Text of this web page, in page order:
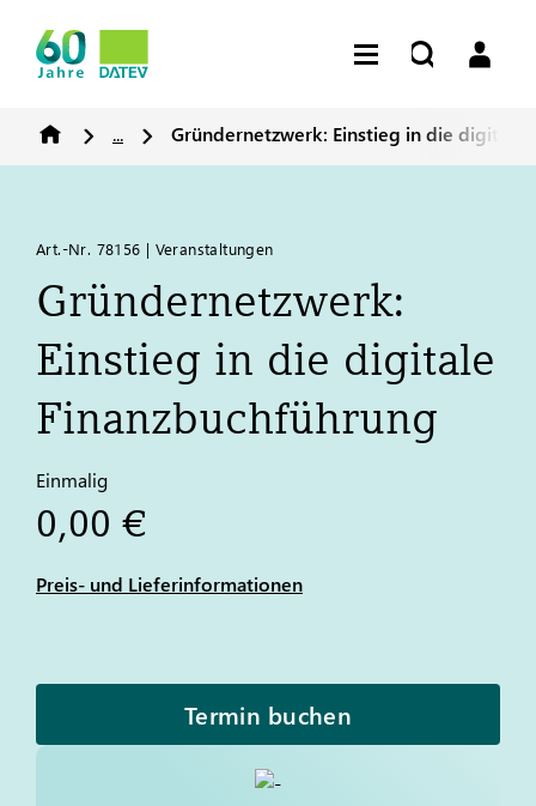
... Gründernetzwerk: Einstieg in die digitale
Art.-Nr. 78156 | Veranstaltungen
Gründernetzwerk:
Einstieg in die digitale
Finanzbuchführung
Einmalig
0,00 €
Preis- und Lieferinformationen
Termin buchen